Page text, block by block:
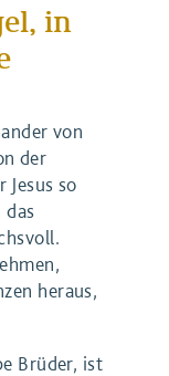
in
von
der
Jesus so
das
heraus,
Brüder, ist